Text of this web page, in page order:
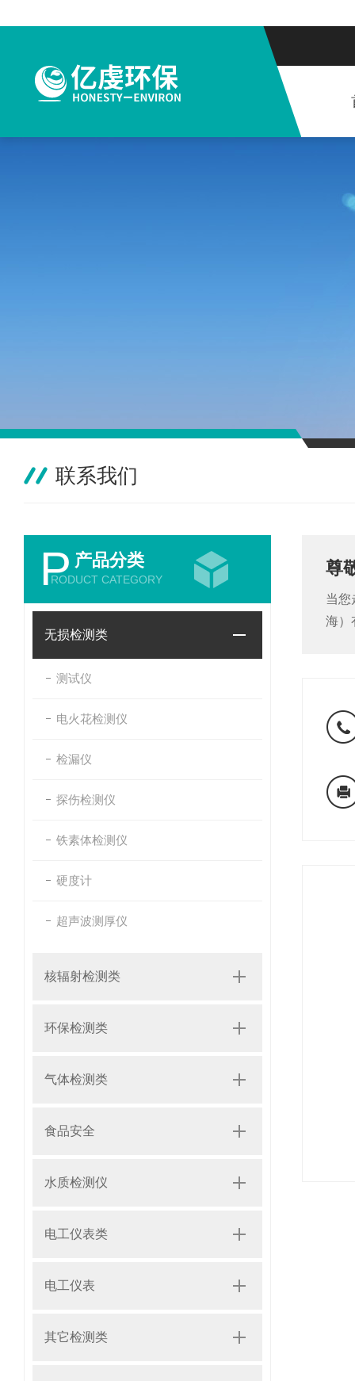
联系我们
P 产品分类
RODUCT CATEGORY
无损检测类
测试仪
电火花检测仪
检漏仪
探伤检测仪
铁素体检测仪
硬度计
超声波测厚仪
核辐射检测类
环保检测类
气体检测类
食品安全
水质检测仪
电工仪表类
电工仪表
其它检测类
尊
当您
海）